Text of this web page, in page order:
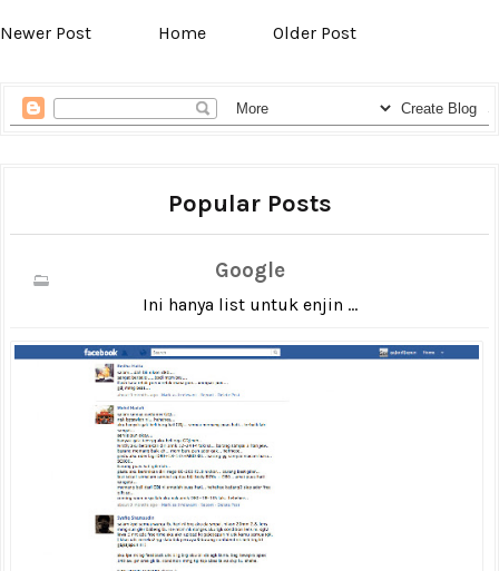
Newer Post Home Older Post
Popular Posts
Google
Ini hanya list untuk enjin ...